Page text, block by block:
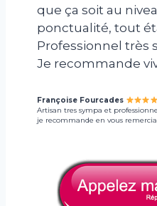
que ça soit au
ponctualité, tout
Professionnel très
Je recommande
Françoise Fourcades
Artisan tres sympa et
je recommande en vous